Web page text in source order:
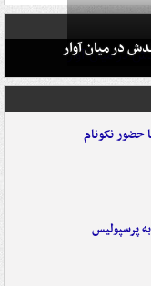
در میان آوار
حضور نکونام
پرسپولیس